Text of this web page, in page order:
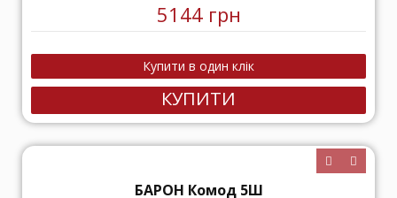
5144 грн
КУПИТИ
БАРОН Комод 5Ш